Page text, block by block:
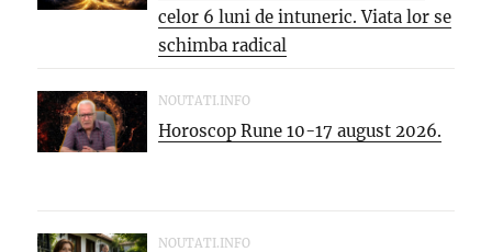
celor 6 luni de intuneric. Viata lor se
schimba radical
NOUTATI.INFO
Horoscop Rune 10-17 august 2026.
NOUTATI.INFO